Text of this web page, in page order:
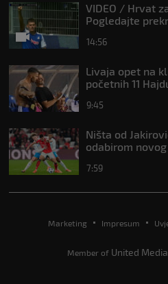
VIDEO / Hrvat
Pogledajte
14:56
Livaja opet na
početnih 11
9:45
Ništa od
odabirom
7:59
Marketing Impresum
Member of United Media